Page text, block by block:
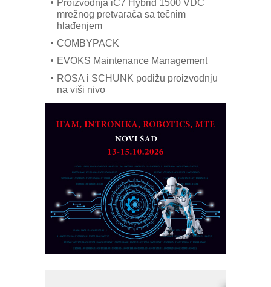
hlađenjem
COMBYPACK
EVOKS Maintenance Management
ROSA i SCHUNK podižu proizvodnju
na viši nivo
Detekcija različitih oblika
rešenja
Marcom-plast d.o.o.- vaš pouzdan
CTO - Prilagodite svoju toplinsku
obradu!
Razvoj asortimanskog pravca MINI-
PLC AKYTEC
AUKOM: Svetski standard metrologije
dostupan u Srbiji
MOTOMAN – NEXT-Robotika vođena